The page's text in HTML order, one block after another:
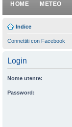
HOME METEO
Indice
Connettiti con Facebook
Login
Nome utente:
Password: